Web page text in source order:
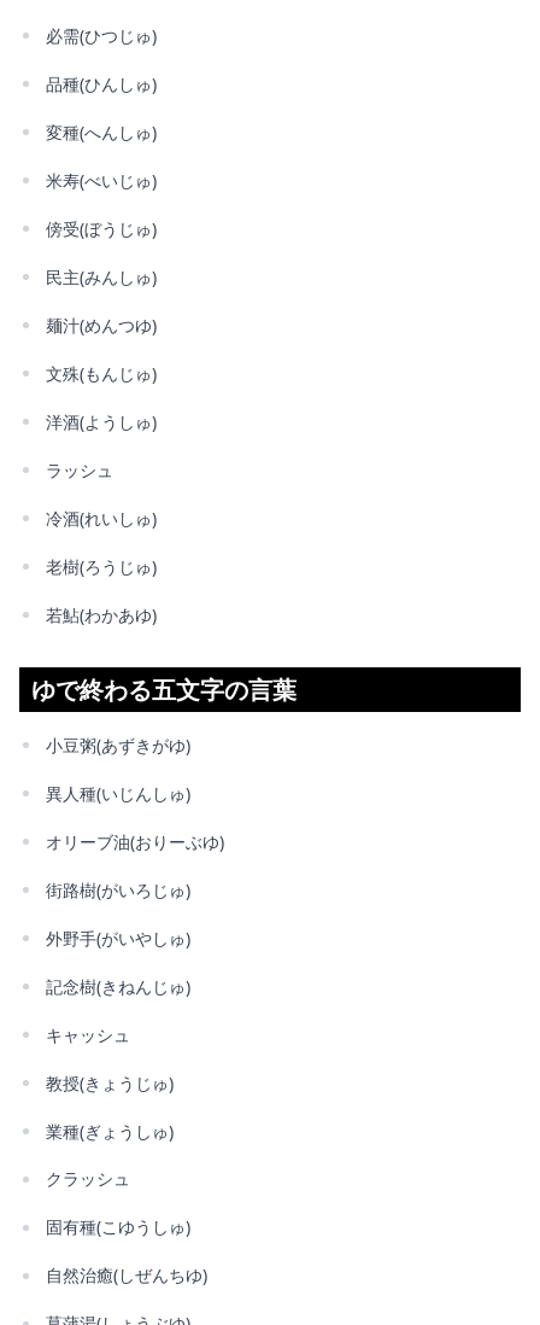
必需(ひつじゅ)
品種(ひんしゅ)
変種(へんしゅ)
米寿(べいじゅ)
傍受(ぼうじゅ)
民主(みんしゅ)
麺汁(めんつゆ)
文殊(もんじゅ)
洋酒(ようしゅ)
ラッシュ
冷酒(れいしゅ)
老樹(ろうじゅ)
若鮎(わかあゆ)
ゆで終わる五文字の言葉
小豆粥(あずきがゆ)
異人種(いじんしゅ)
オリーブ油(おりーぶゆ)
街路樹(がいろじゅ)
外野手(がいやしゅ)
記念樹(きねんじゅ)
キャッシュ
教授(きょうじゅ)
業種(ぎょうしゅ)
クラッシュ
固有種(こゆうしゅ)
自然治癒(しぜんちゆ)